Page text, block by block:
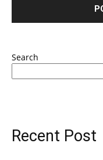
Search
Recent Post